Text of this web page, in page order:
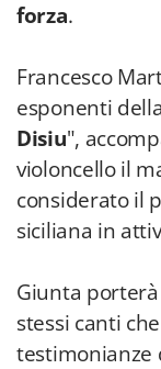
forza.
Francesco
esponenti
Disiu",
violoncello il
considerato il
siciliana in
Giunta
stessi canti
testimonianze